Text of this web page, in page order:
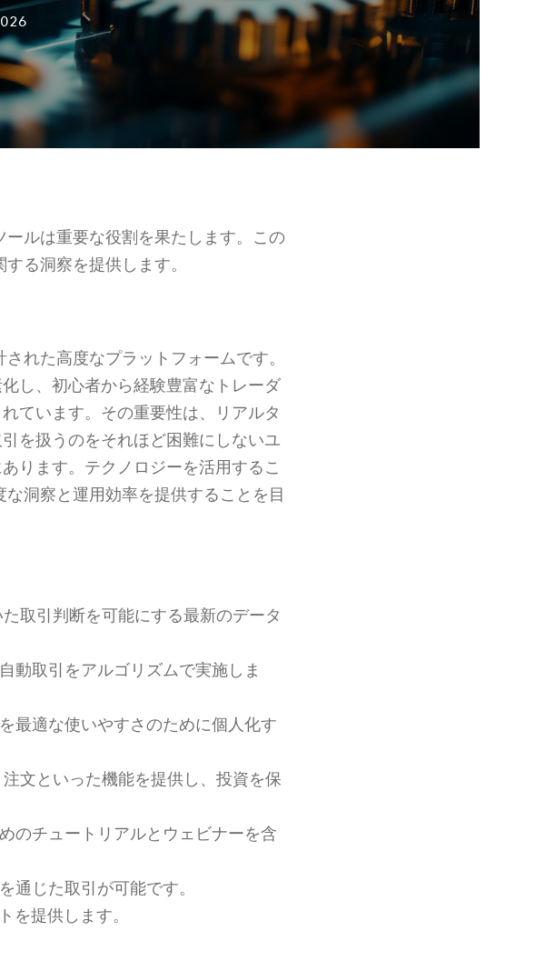
ールは重要な役割を果たします。この
る洞察を提供します。
れた高度なプラットフォームです。
し、初心者から経験豊富なトレーダ
ています。その重要性は、リアルタ
を扱うのをそれほど困難にしないユ
ります。テクノロジーを活用するこ
洞察と運用効率を提供することを目
取引判断を可能にする最新のデータ
動取引をアルゴリズムで実施しま
最適な使いやすさのために個人化す
文といった機能を提供し、投資を保
のチュートリアルとウェビナーを含
通じた取引が可能です。
を提供します。